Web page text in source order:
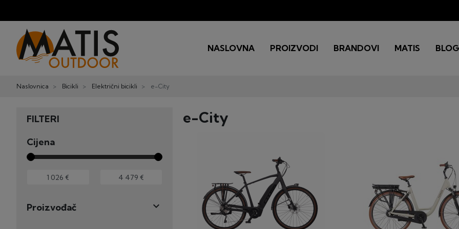
NASLOVNA PROIZVODI BRANDOVI MATIS BLOG
Naslovnica Bicikli Električni bicikli e-City
FILTERI
Cijena
Proizvođač 
e-City